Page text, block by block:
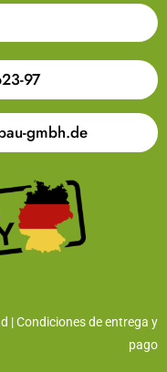
97
gmbh.de
|Condiciones de entrega y
pago